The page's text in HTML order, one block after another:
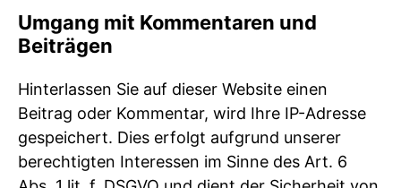
Umgang mit Kommentaren und
Beiträgen
Hinterlassen Sie auf dieser Website einen
Beitrag oder Kommentar, wird Ihre IP-Adresse
gespeichert. Dies erfolgt aufgrund unserer
berechtigten Interessen im Sinne des Art. 6